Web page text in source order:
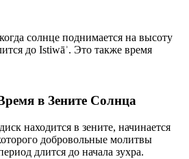
солнце поднимается на высоту
до Istiwāʾ. Это также время
в Зените Солнца
находится в зените, начинается
добровольные молитвы
длится до начала зухра.